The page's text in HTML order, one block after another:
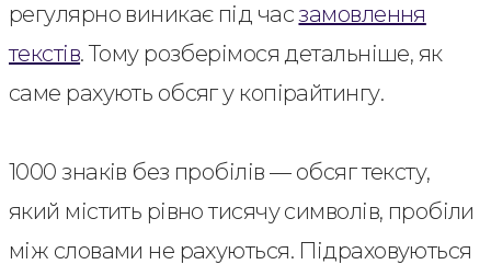
регулярно виникає під часзамовлення
текстів. Тому розберімося детальніше, як
саме рахують обсяг у копірайтингу.
1000 знаків без пробілів — обсяг тексту,
який містить рівно тисячу символів, пробіли
між словами не рахуються. Підраховуються